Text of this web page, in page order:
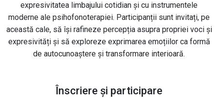
expresivitatea limbajului cotidian și cu instrumentele
moderne ale psihofonoterapiei. Participanții sunt invitați, pe
această cale, să își rafineze percepția asupra propriei voci și
expresivități și să exploreze exprimarea emoțiilor ca formă
de autocunoaștere și transformare interioară.
Înscriere și participare